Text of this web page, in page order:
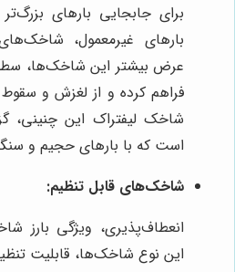
برای جابجایی بارهای
بارهای غیرمعمول،
عرض بیشتر این شاخک‌ها، سطح
فراهم کرده و از لغزش و
شاخک لیفتراک این چنینی،
است که با بارهای حجیم و
شاخک‌های قابل تنظیم:
انعطاف‌پذیری، ویژگی بارز
این نوع شاخک‌ها، قابلیت